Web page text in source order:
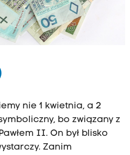
nie 1 kwietnia, a 2
bo związany z
II. On był blisko
Zanim